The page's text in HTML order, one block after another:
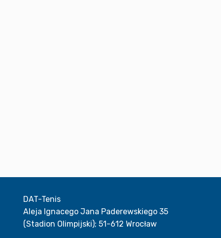
DAT-Tenis
Aleja Ignacego Jana Paderewskiego 35
(Stadion Olimpijski); 51-612 Wrocław